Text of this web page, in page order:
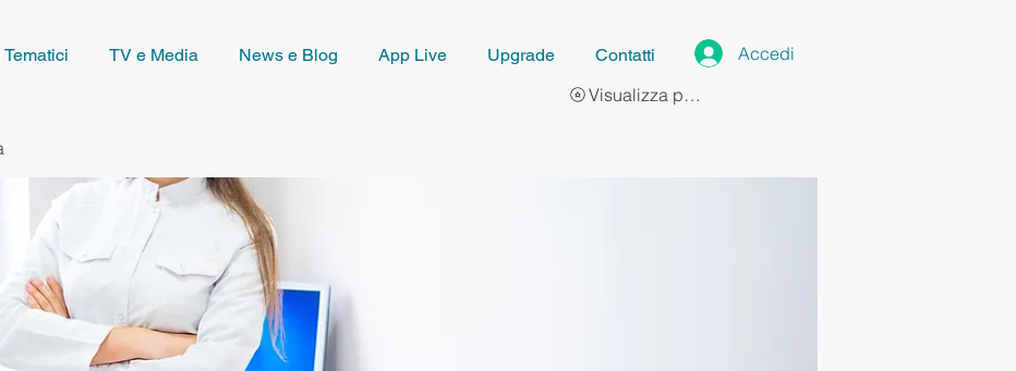
TV e Media News e Blog App Live Upgrade Contatti
Accedi
Visualizza punti